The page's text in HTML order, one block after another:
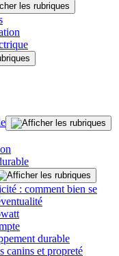
: comment bien se
durable
canins et propreté